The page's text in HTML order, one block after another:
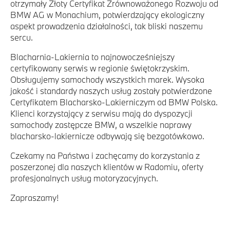
otrzymały Złoty Certyfikat Zrównoważonego Rozwoju od
BMW AG w Monachium, potwierdzający ekologiczny
aspekt prowadzenia działalności, tak bliski naszemu
sercu.
Blacharnia-Lakiernia to najnowocześniejszy
certyfikowany serwis w regionie świętokrzyskim.
Obsługujemy samochody wszystkich marek. Wysoka
jakość i standardy naszych usług zostały potwierdzone
Certyfikatem Blacharsko-Lakierniczym od BMW Polska.
Klienci korzystający z serwisu mają do dyspozycji
samochody zastępcze BMW, a wszelkie naprawy
blacharsko-lakiernicze odbywają się bezgotówkowo.
Czekamy na Państwa i zachęcamy do korzystania z
poszerzonej dla naszych klientów w Radomiu, oferty
profesjonalnych usług motoryzacyjnych.
Zapraszamy!